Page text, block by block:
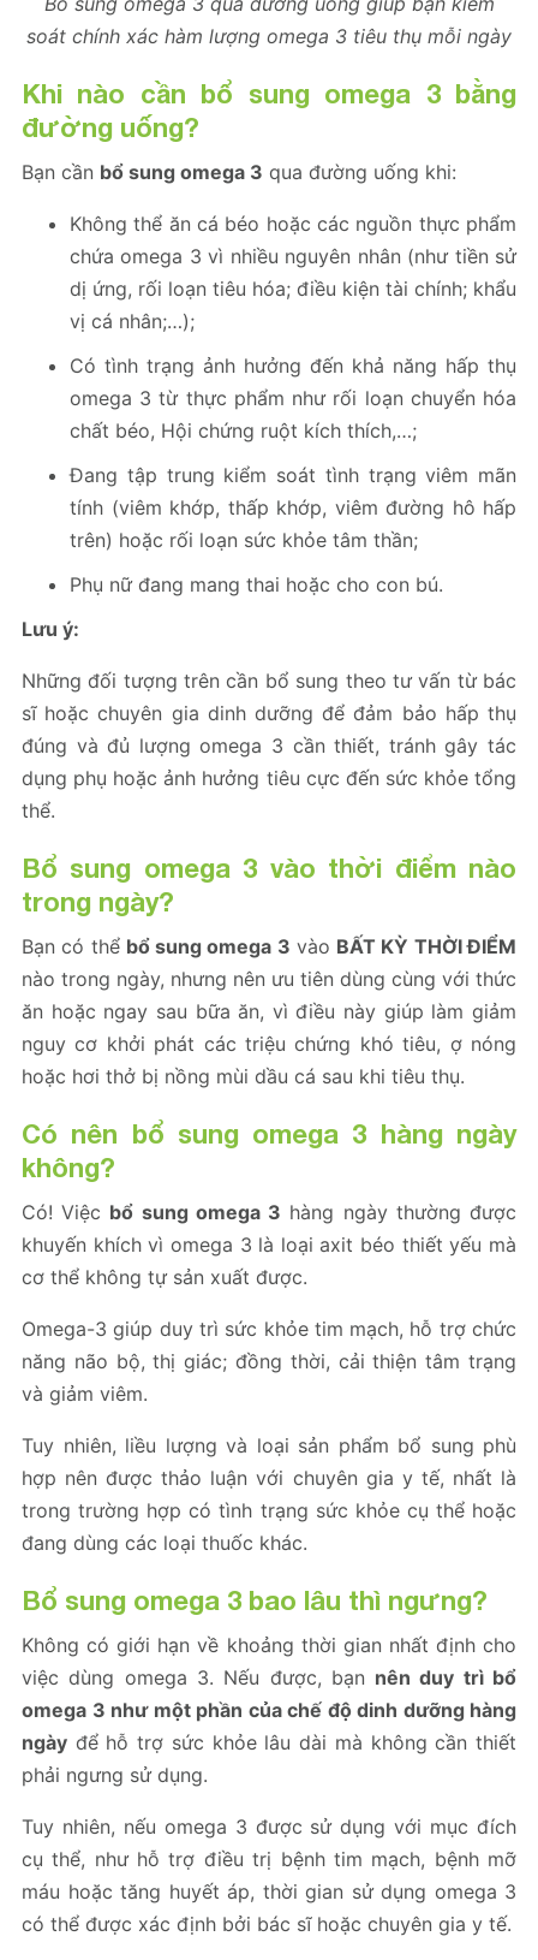
soát chính xác hàm lượng omega 3 tiêu thụ mỗi ngày
Khi nào cần bổ sung omega 3 bằng
đường uống?
Bạn cần bổ sung omega 3 qua đường uống khi:
Không thể ăn cá béo hoặc các nguồn thực phẩm
chứa omega 3 vì nhiều nguyên nhân (như tiền sử
dị ứng, rối loạn tiêu hóa; điều kiện tài chính; khẩu
vị cá nhân;…);
Có tình trạng ảnh hưởng đến khả năng hấp thụ
omega 3 từ thực phẩm như rối loạn chuyển hóa
chất béo, Hội chứng ruột kích thích,…;
Đang tập trung kiểm soát tình trạng viêm mãn
tính (viêm khớp, thấp khớp, viêm đường hô hấp
trên) hoặc rối loạn sức khỏe tâm thần;
Phụ nữ đang mang thai hoặc cho con bú.
Lưu ý:
Những đối tượng trên cần bổ sung theo tư vấn từ bác
sĩ hoặc chuyên gia dinh dưỡng để đảm bảo hấp thụ
đúng và đủ lượng omega 3 cần thiết, tránh gây tác
dụng phụ hoặc ảnh hưởng tiêu cực đến sức khỏe tổng
thể.
Bổ sung omega 3 vào thời điểm nào
trong ngày?
Bạn có thể bổ sung omega 3 vào BẤT KỲ THỜI ĐIỂM
nào trong ngày, nhưng nên ưu tiên dùng cùng với thức
ăn hoặc ngay sau bữa ăn, vì điều này giúp làm giảm
nguy cơ khởi phát các triệu chứng khó tiêu, ợ nóng
hoặc hơi thở bị nồng mùi dầu cá sau khi tiêu thụ.
Có nên bổ sung omega 3 hàng ngày
không?
Có! Việc bổ sung omega 3 hàng ngày thường được
khuyến khích vì omega 3 là loại axit béo thiết yếu mà
cơ thể không tự sản xuất được.
Omega-3 giúp duy trì sức khỏe tim mạch, hỗ trợ chức
năng não bộ, thị giác; đồng thời, cải thiện tâm trạng
và giảm viêm.
Tuy nhiên, liều lượng và loại sản phẩm bổ sung phù
hợp nên được thảo luận với chuyên gia y tế, nhất là
trong trường hợp có tình trạng sức khỏe cụ thể hoặc
đang dùng các loại thuốc khác.
Bổ sung omega 3 bao lâu thì ngưng?
Không có giới hạn về khoảng thời gian nhất định cho
việc dùng omega 3. Nếu được, bạn nên duy trì bổ
omega 3 như một phần của chế độ dinh dưỡng hàng
ngày để hỗ trợ sức khỏe lâu dài mà không cần thiết
phải ngưng sử dụng.
Tuy nhiên, nếu omega 3 được sử dụng với mục đích
cụ thể, như hỗ trợ điều trị bệnh tim mạch, bệnh mỡ
máu hoặc tăng huyết áp, thời gian sử dụng omega 3
có thể được xác định bởi bác sĩ hoặc chuyên gia y tế.